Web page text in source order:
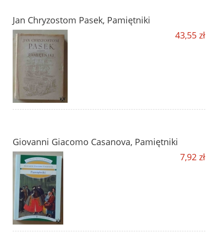
Jan Chryzostom Pasek, Pamiętniki
43,55 zł
Giovanni Giacomo Casanova, Pamiętniki
7,92 zł